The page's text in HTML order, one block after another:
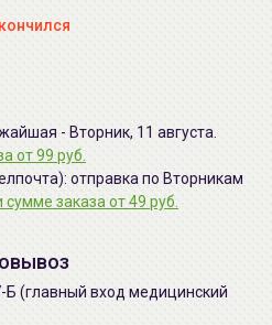
- Вторник, 11 августа.
от 99 руб.
отправка по Вторникам
заказа от 49 руб.
Б (главный вход медицинский